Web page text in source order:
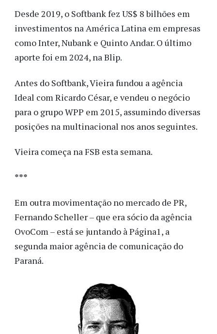
Desde 2019, o Softbank fez US$ 8 bilhões em
investimentos na América Latina em empresas
como Inter, Nubank e Quinto Andar. O último
aporte foi em 2024, na Blip.
Antes do Softbank, Vieira fundou a agência
Ideal com Ricardo César, e vendeu o negócio
para o grupo WPP em 2015, assumindo diversas
posições na multinacional nos anos seguintes.
Vieira começa na FSB esta semana.
***
Em outra movimentação no mercado de PR,
Fernando Scheller – que era sócio da agência
OvoCom – está se juntando à Página1, a
segunda maior agência de comunicação do
Paraná.